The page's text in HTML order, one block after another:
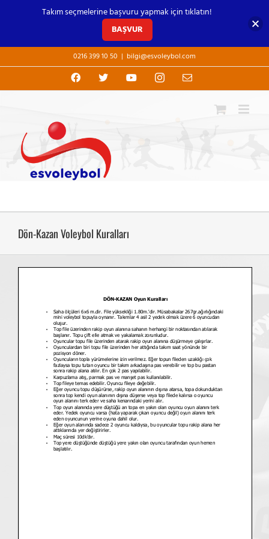
to
0216 399 10 50 | bilgi@esvoleybol.com
Facebook
X YouTubeInstagram
E-
Dön-Kazan Voleybol Kuralları
Takım seçmelerine başvuru yapmak için tıklatın!
BAŞVUR